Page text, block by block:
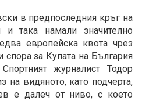
в предпоследния кръг на
и така намали значително
европейска квота чрез
спора за Купата на България
журналист Тодор
на видяното, като подчерта,
е далеч от ниво, с което